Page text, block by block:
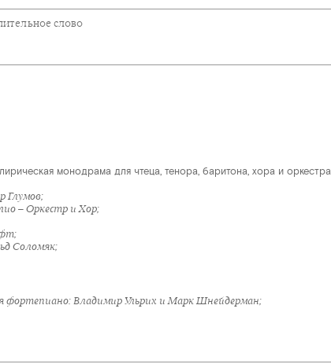
слово
монодрама для чтеца, тенора, баритона, хора и оркестра
Глумов;
– Оркестр и Хор;
Соломяк;
фортепиано: Владимир Ульрих и Марк Шнейдерман;